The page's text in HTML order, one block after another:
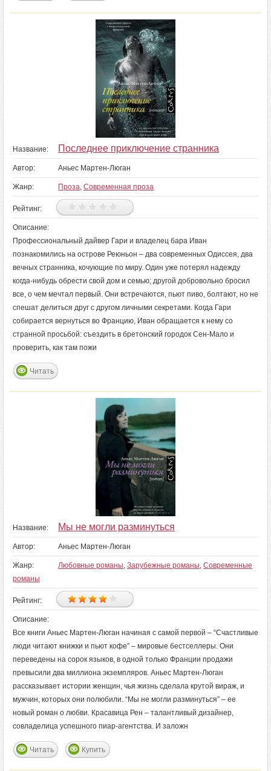
Название: Последнее приключение странника
Автор: Аньес Мартен-Люган
Жанр: Проза, Современная проза
Рейтинг:
Описание:
Профессиональный дайвер Гари и владелец бара Иван
познакомились на острове Реюньон – два современных Одиссея, два
вечных странника, кочующие по миру. Один уже потерял надежду
когда-нибудь обрести свой дом и семью; другой добровольно бросил
все, о чем мечтал первый. Они встречаются, пьют пиво, болтают, но не
спешат делиться друг с другом личными секретами. Когда Гари
собирается вернуться во Францию, Иван обращается к нему со
странной просьбой: съездить в бретонский городок Сен-Мало и
проверить, как там пожи
Читать
Название: Мы не могли разминуться
Автор: Аньес Мартен-Люган
Жанр: Любовные романы, Зарубежные романы, Современные
романы
Рейтинг:
Описание:
Все книги Аньес Мартен-Люган начиная с самой первой – “Счастливые
люди читают книжки и пьют кофе” – мировые бестселлеры. Они
переведены на сорок языков, в одной только Франции продажи
превысили два миллиона экземпляров. Аньес Мартен-Люган
рассказывает истории женщин, чья жизнь сделала крутой вираж, и
мужчин, которых они полюбили. “Мы не могли разминуться” – ее
новый роман о любви. Красавица Рен – талантливый дизайнер,
совладелица успешного пиар-агентства. И заложн
Читать Купить